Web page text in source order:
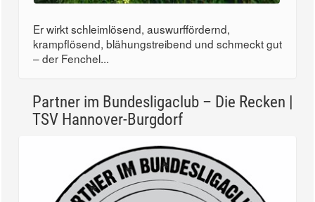
Er wirkt schleimlösend, auswurffördernd,
krampflösend, blähungstreibend und schmeckt gut
– der Fenchel...
Partner im Bundesligaclub – Die Recken |
TSV Hannover-Burgdorf